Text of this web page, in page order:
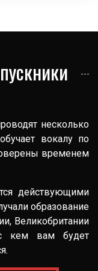
несколько
вокалу по
временем
действующими
образование
Великобритании
кем вам будет